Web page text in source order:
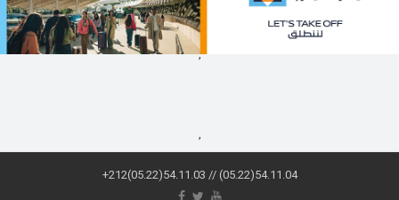
,
,
+212(05.22)54.11.03 // (05.22)54.11.04